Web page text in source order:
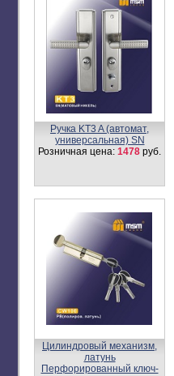
Цилиндровый механизм
DAMX
Простой ключ-ключ N70 мм
Цилиндровый механизм
DAMX
Перфорированные ключ-